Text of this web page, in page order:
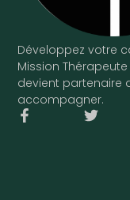
Développez votre
Mission
devient partenaire
accompagner.
F
T